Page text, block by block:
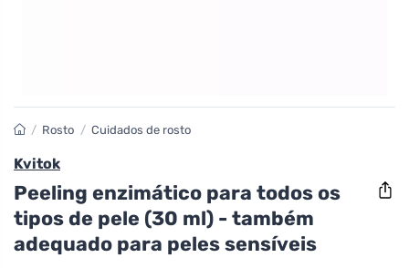
/ Rosto / Cuidados de rosto
Kvitok
Peeling enzimático para todos os
tipos de pele (30 ml) - também
adequado para peles sensíveis